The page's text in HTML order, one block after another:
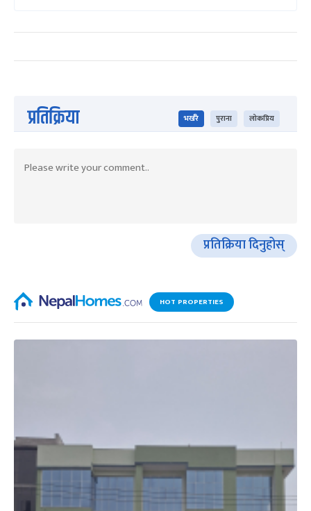
प्रतिक्रिया भर्खरै पुराना लोकप्रिय
प्रतिक्रिया दिनुहोस्
HOT PROPERTIES